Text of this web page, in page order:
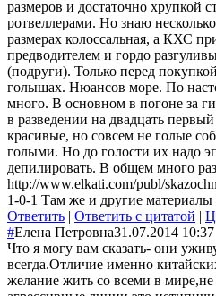
размеров и достаточно хрупкой
ротвеллерами. Но знаю
размерах колоссальная, а КХС
предводителем и гордо
(подруги). Только перед
голышах. Нюансов море. По
много. В основном в погоне за
в разведении на двадцать
красивые, но совсем не голые
голыми. Но до голости их надо
депилировать. В общем много
http://www.elkati.com/publ/
1-0-1 Там же и другие материалы
Ответить | Ответить с цитатой |
#Елена Петровна31.07.2014 10:37
Что я могу вам сказать- они
всегда.Отличие именно
желание жить со всеми в мире,не